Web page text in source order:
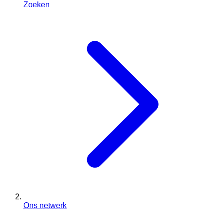
Zoeken
Ons netwerk